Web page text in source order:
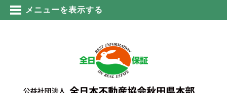
メニューを表示する